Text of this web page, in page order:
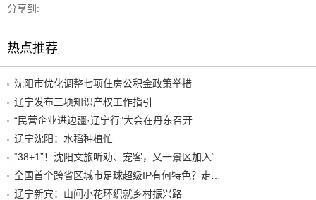
分享到:
热点推荐
沈阳市优化调整七项住房公积金政策举措
辽宁发布三项知识产权工作指引
“民营企业进边疆·辽宁行”大会在丹东召开
辽宁沈阳：水稻种植忙
辽宁新宾：山间小花环织就乡村振兴路